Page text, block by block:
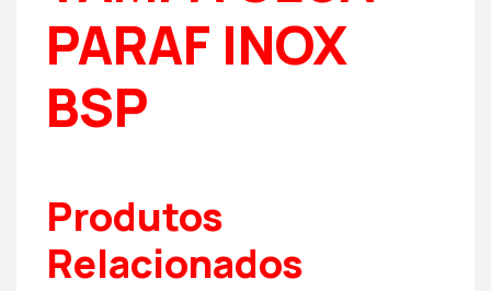
PARAF INOX
BSP
Produtos
Relacionados